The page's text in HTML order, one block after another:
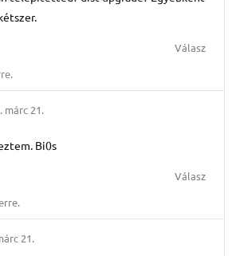
Válasz
márc 21.
Bi0s
Válasz
21.